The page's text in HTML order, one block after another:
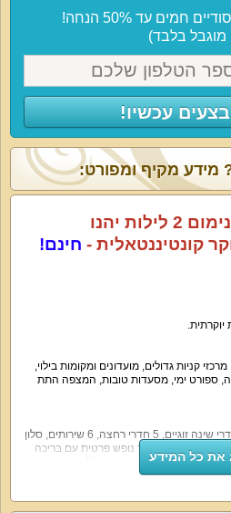
חמים עד 50% הנחה!
מוגבל בלבד)
עכשיו!
מידע מקיף ומפורט:
אמצ"ש - בהזמנת מינימום 2 לילות יהנו
קונטיננטאלית - חינם!
יוקרתית.
קניות גדולים, מועדונים ומקומות בילוי,
ספורט ימי, מסעדות טובות, המצפה התת
וילת נופש יפהפייה ויוקרתית עם 6 חדרי שינה זוגיים, 5 חדרי רחצה, 6 שירותים, סלון
עם פינת אוכל, חצר נופש פרטית עם בריכה
לנופש משפחתי רגוע
.
את כל המידע